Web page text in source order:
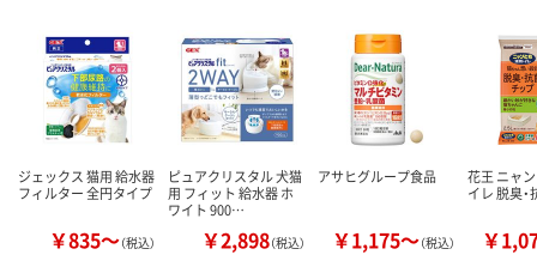
カゴへ カゴへ カ
ジェックス 猫用 給水器
フィルター 全円タイプ
￥835～（税込）
ピュアクリスタル 犬猫
用 フィット 給水器 ホ
ワイト 900…
￥2,898（税込）
アサヒグループ食品
￥1,175～（税込）
花王 ニャ
イレ 脱臭
￥